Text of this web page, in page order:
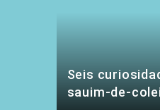
Seis
sauim-de-